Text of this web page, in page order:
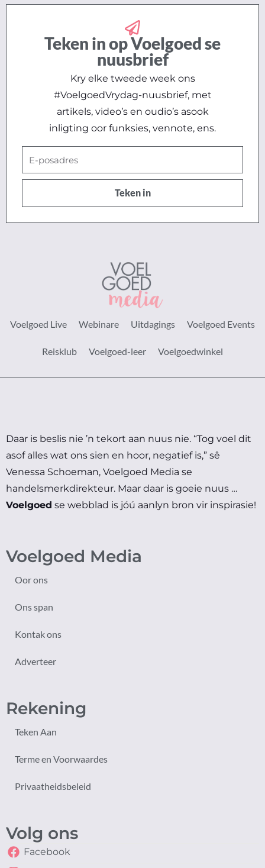
Teken in op Voelgoed se
nuusbrief
Kry elke tweede week ons
#VoelgoedVrydag-nuusbrief, met
artikels, video’s en oudio’s asook
inligting oor funksies, vennote, ens.
posadres
Teken in
Voelgoed Live Webinare Uitdagings Voelgoed Events
Reisklub Voelgoed-leer Voelgoedwinkel
Daar is beslis nie ’n tekort aan nuus nie. “Tog voel dit
asof alles wat ons sien en hoor, negatief is,” sê
Venessa Schoeman, Voelgoed Media se
handelsmerkdirekteur. Maar daar is goeie nuus …
Voelgoed se webblad is jóú aanlyn bron vir inspirasie!
Voelgoed Media
Oor ons
Ons span
Kontak ons
Adverteer
Rekening
Teken Aan
Terme en Voorwaardes
Privaatheidsbeleid
Volg ons
Facebook